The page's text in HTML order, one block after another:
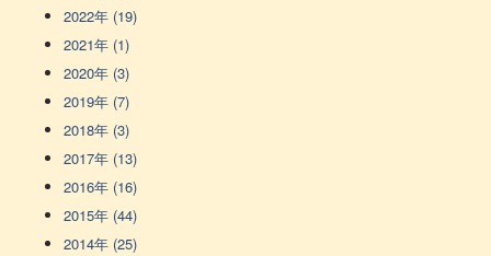
2022年 (19)
2021年 (1)
2020年 (3)
2019年 (7)
2018年 (3)
2017年 (13)
2016年 (16)
2015年 (44)
2014年 (25)